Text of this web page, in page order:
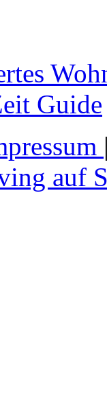
Guide
auf